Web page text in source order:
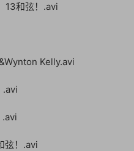
13和弦！.avi
Kelly.avi
.avi
.avi
弦！.avi